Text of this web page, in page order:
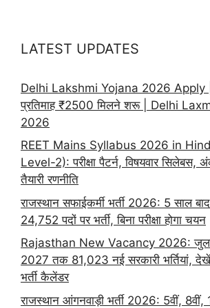
LATEST UPDATES
Delhi Lakshmi Yojana 2026 Apply |
प्रतिमाह ₹2500 मिलने शरू | Delhi
2026
REET Mains Syllabus 2026 in
Level-2): परीक्षा पैटर्न, विषयवार
तैयारी रणनीति
राजस्थान सफाईकर्मी भर्ती 2026: 5 साल
24,752 पदों पर भर्ती, बिना परीक्षा होगा चयन
Rajasthan New Vacancy 2026:
2027 तक 81,023 नई सरकारी भर्तियां,
भर्ती कैलेंडर
राजस्थान आंगनवाड़ी भर्ती 2026: 5वीं, 8वीं,